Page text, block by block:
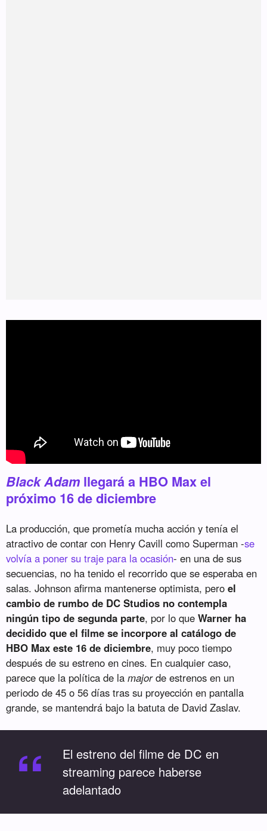
Black Adam llegará a HBO Max el
próximo 16 de diciembre
La producción, que prometía mucha acción y tenía el
atractivo de contar con Henry Cavill como Superman -se
volvía a poner su traje para la ocasión- en una de sus
secuencias, no ha tenido el recorrido que se esperaba en
salas. Johnson afirma mantenerse optimista, peroel
cambio de rumbo de DC Studios no contempla
ningún tipo de segunda parte, por lo queWarner ha
decidido que el filme se incorpore al catálogo de
HBO Max este 16 de diciembre, muy poco tiempo
después de su estreno en cines. En cualquier caso,
parece que la política de lamajorde estrenos en un
periodo de 45 o 56 días tras su proyección en pantalla
grande, se mantendrá bajo la batuta de David Zaslav.
“
El estreno del filme de DC en
streaming parece haberse
adelantado